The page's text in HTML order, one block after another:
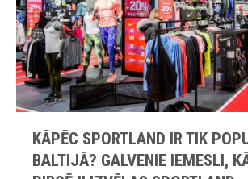
KĀPĒC SPORTLAND IR TIK
BALTIJĀ? GALVENIE IEMESLI,